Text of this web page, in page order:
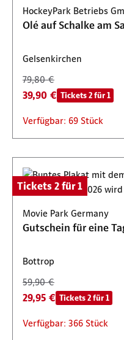
HockeyPark Betriebs
Olé auf Schalke am
Gelsenkirchen
79,80 €
39,90 € Tickets 2 für 1
Verfügbar: 69 Stück
Tickets 2 für 1
Movie Park Germany
Gutschein für eine
Bottrop
59,90 €
29,95 € Tickets 2 für 1
Verfügbar: 366 Stück